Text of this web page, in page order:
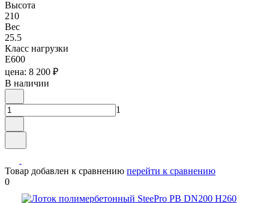
Высота
210
Вес
25.5
Класс нагрузки
E600
цена: 8 200 ₽
В наличии
1
Товар добавлен к сравнению перейти к сравнению
0